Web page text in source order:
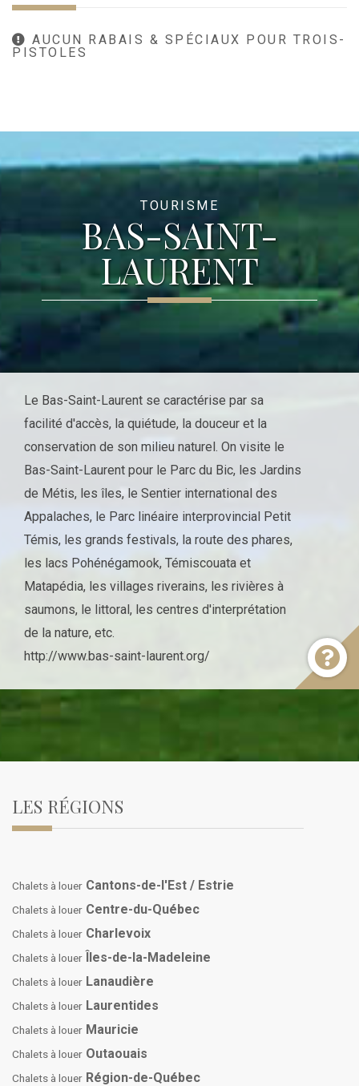
AUCUN RABAIS & SPÉCIAUX POUR TROIS-
PISTOLES
TOURISME
BAS-SAINT-
LAURENT
Le Bas-Saint-Laurent se caractérise par sa
facilité d'accès, la quiétude, la douceur et la
conservation de son milieu naturel. On visite le
Bas-Saint-Laurent pour le Parc du Bic, les Jardins
de Métis, les îles, le Sentier international des
Appalaches, le Parc linéaire interprovincial Petit
Témis, les grands festivals, la route des phares,
les lacs Pohénégamook, Témiscouata et
Matapédia, les villages riverains, les rivières à
saumons, le littoral, les centres d'interprétation
de la nature, etc.
http://www.bas-saint-laurent.org/
LES RÉGIONS
Chalets à louer Cantons-de-l'Est / Estrie
Chalets à louer Centre-du-Québec
Chalets à louer Charlevoix
Chalets à louer Îles-de-la-Madeleine
Chalets à louer Lanaudière
Chalets à louer Laurentides
Chalets à louer Mauricie
Chalets à louer Outaouais
Chalets à louer Région-de-Québec